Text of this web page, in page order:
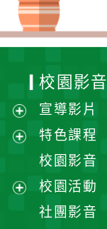
展
開
單
選
校園影音
宣導影片
特色課程
校園影音
校園活動
社團影音